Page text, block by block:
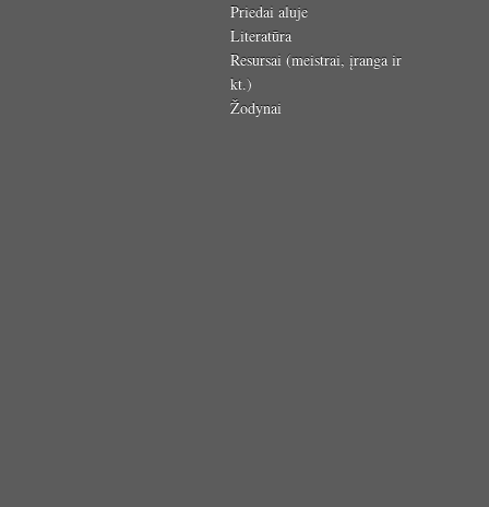
Priedai aluje
Literatūra
Resursai (meistrai, įranga ir
kt.)
Žodynai